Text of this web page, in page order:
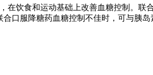
在饮食和运动基础上改善血糖控制。
口服降糖药血糖控制不佳时，可与胰